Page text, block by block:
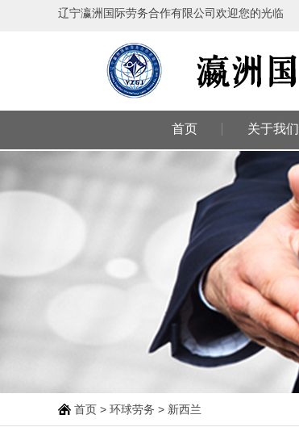
辽宁瀛洲国际劳务合作有限公司欢迎您的光临
首页 关于我们
首页 > 环球劳务 > 新西兰